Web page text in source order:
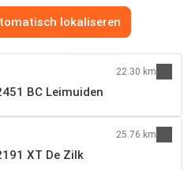
lokaliseren
BC Leimuiden
22.30 km
XT De Zilk
25.76 km